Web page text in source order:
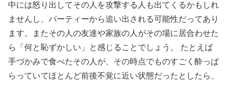
中には怒り出してその人を攻撃する人も出てくるかもしれ
ませんし、パーティーから追い出される可能性だってあり
ます。またその人の友達や家族の人がその場に居合わせた
ら「何と恥ずかしい」と感じることでしょう。 たとえば
手づかみで食べたその人が、その時点でものすごく酔っぱ
らっていてほとんど前後不覚に近い状態だったとしたら、